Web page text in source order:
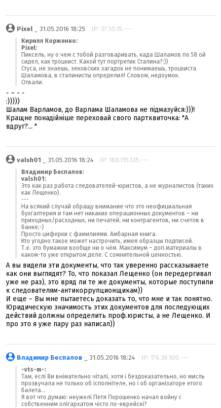
Pixel _ 31.05.2016 18:25 IP: 37.55.15.---
Кирилл Корженко:
Pixel:
Пиксель, ну о чем с тобой разговаривать, када Шаламов по 58 ой
сидел, как троцкист. Какой тут портретик Сталина?:))
Стуса, не знаешь, зековских загадок не понимаешь, троцкиста
Шаламова, в сталинисты определил! Словом, недоумок.
Отвали.
- – - -
:)))))
Шалам Варламов, до Варлама Шаламова не підмазуйся:)))!
Кращне понадійніше переховай свого партквиточка: "А
вдруг?... "
valsh01 _ 31.05.2016 18:24 IP: 188.115.135.---
Владимир Беспалов:
valsh01:
Это как раз работа следователей-юристов, а не журналистов (таких
как Лещенко).
---
На всякий случай обращу внимание что это неофициальная
бухгалтерия и там нет никаких операционных документов – ни
приходных/расходных, ни печатей, ни контрагентов, ни счетов в
банке;-)
Просто циферки с фамилиями. Амбарная книга.
Кто угодно такое может настрочить, имея образцы подписей.
Т.е. это бумажки вообще ни о чём. Максимум – доп.материалы в
каком-то уже открытом деле. С сомнительной ценностью.
А вы видели эти документы, что так уверенно рассказываете
как они выглядят? То, что показал Лещенко (он передергивал
уже не раз), это вряд ли те же документы, которые поступили
к следователям-антикоррупционщикам))
И еще – Вы мне пытаетесь доказать то, что мне и так понятно.
Юридическую значимость этих документов для последующих
действий должны определить проф.юристы, а не Лещенко. И
про это я уже пару раз написал))
Владимир Беспалов _ 31.05.2016 18:24 IP: 176.36.100.---
-vts-m-:
Там, еслі Ви внімательно чіталі, хотя і бездоказательно, но мисль
прозвучала не только об ісполнітеле, но і об організаторе етого
балета...
Я вот что думаю: неужелі Петя Порошенко начал войну с
собственним олігархатом чісто по-еврейскі?